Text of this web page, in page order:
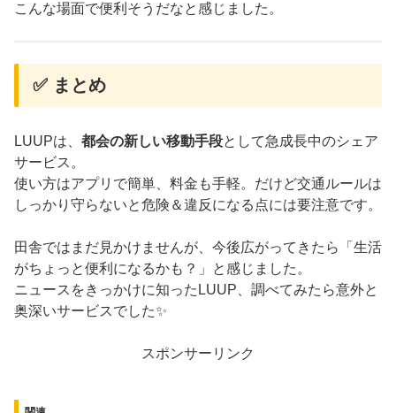
こんな場面で便利そうだなと感じました。
✅ まとめ
LUUPは、 都会の新しい移動手段として急成長中のシェア
サービス。
使い方はアプリで簡単、料金も手軽。だけど交通ルールは
しっかり守らないと危険＆違反になる点には要注意です。
田舎ではまだ見かけませんが、今後広がってきたら「生活
がちょっと便利になるかも？」と感じました。
ニュースをきっかけに知ったLUUP、調べてみたら意外と
奥深いサービスでした✨
スポンサーリンク